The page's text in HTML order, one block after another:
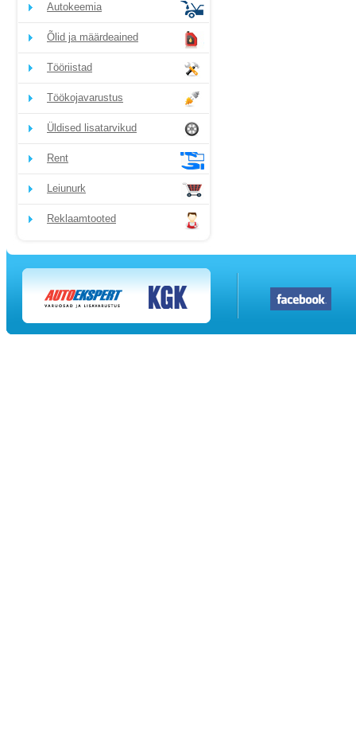
Autokeemia
Õlid ja määrdeained
Tööriistad
Töökojavarustus
Üldised lisatarvikud
Rent
Leiunurk
Reklaamtooted